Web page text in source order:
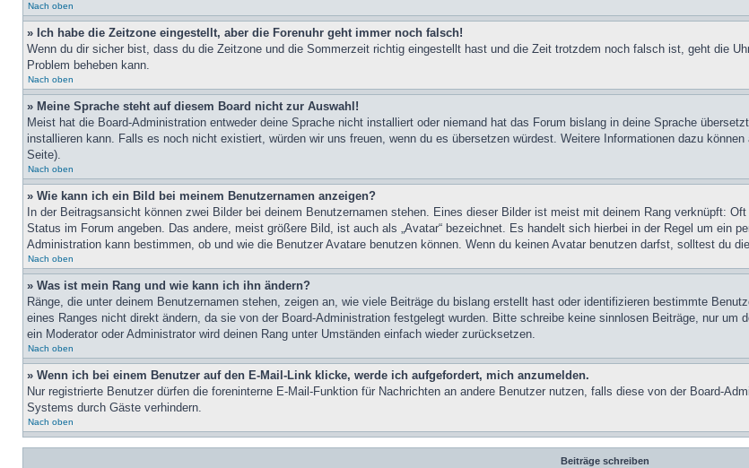
Nach oben
» Ich habe die Zeitzone eingestellt, aber die Forenuhr geht immer noch falsch!
Wenn du dir sicher bist, dass du die Zeitzone und die Sommerzeit richtig eingestellt hast und die Zeit trotzdem noch falsch ist, geht die
Problem beheben kann.
Nach oben
» Meine Sprache steht auf diesem Board nicht zur Auswahl!
Meist hat die Board-Administration entweder deine Sprache nicht installiert oder niemand hat das Forum bislang in deine Sprache
installieren kann. Falls es noch nicht existiert, würden wir uns freuen, wenn du es übersetzen würdest. Weitere Informationen dazu
Seite).
Nach oben
» Wie kann ich ein Bild bei meinem Benutzernamen anzeigen?
In der Beitragsansicht können zwei Bilder bei deinem Benutzernamen stehen. Eines dieser Bilder ist meist mit deinem Rang verknüpft:
Status im Forum angeben. Das andere, meist größere Bild, ist auch als „Avatar“ bezeichnet. Es handelt sich hierbei in der Regel um ein
Administration kann bestimmen, ob und wie die Benutzer Avatare benutzen können. Wenn du keinen Avatar benutzen darfst, solltest du
Nach oben
» Was ist mein Rang und wie kann ich ihn ändern?
Ränge, die unter deinem Benutzernamen stehen, zeigen an, wie viele Beiträge du bislang erstellt hast oder identifizieren bestimmte
eines Ranges nicht direkt ändern, da sie von der Board-Administration festgelegt wurden. Bitte schreibe keine sinnlosen Beiträge, nur
ein Moderator oder Administrator wird deinen Rang unter Umständen einfach wieder zurücksetzen.
Nach oben
» Wenn ich bei einem Benutzer auf den E-Mail-Link klicke, werde ich aufgefordert, mich anzumelden.
Nur registrierte Benutzer dürfen die foreninterne E-Mail-Funktion für Nachrichten an andere Benutzer nutzen, falls diese von der Board-
Systems durch Gäste verhindern.
Nach oben
Beiträge schreiben